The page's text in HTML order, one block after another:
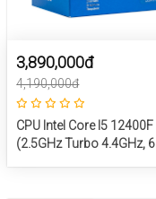
3,890,000đ
4,190,000đ
CPU Intel Core I5 12400F
(2.5GHz Turbo 4.4GHz, 6